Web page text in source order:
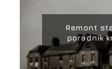
Remont
poradnik